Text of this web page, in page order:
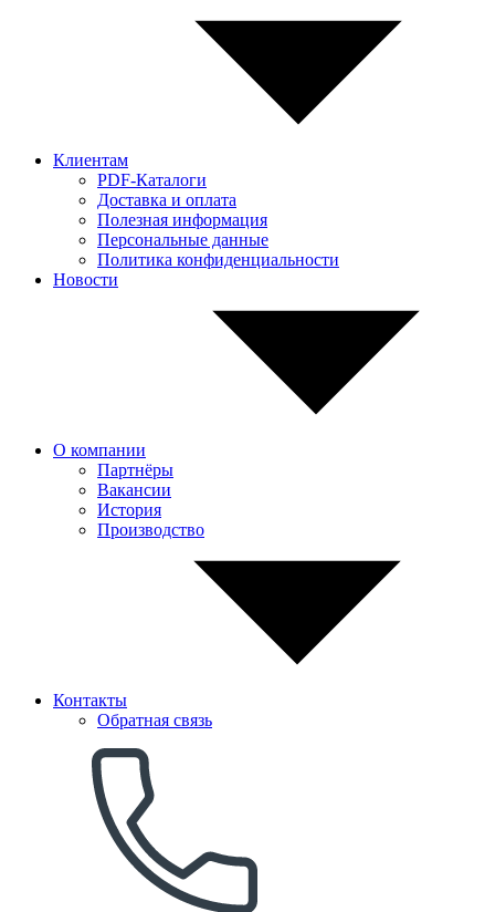
Клиентам
PDF-Каталоги
Доставка и оплата
Полезная информация
Персональные данные
Политика конфиденциальности
Новости
О компании
Партнёры
Вакансии
История
Производство
Контакты
Обратная связь